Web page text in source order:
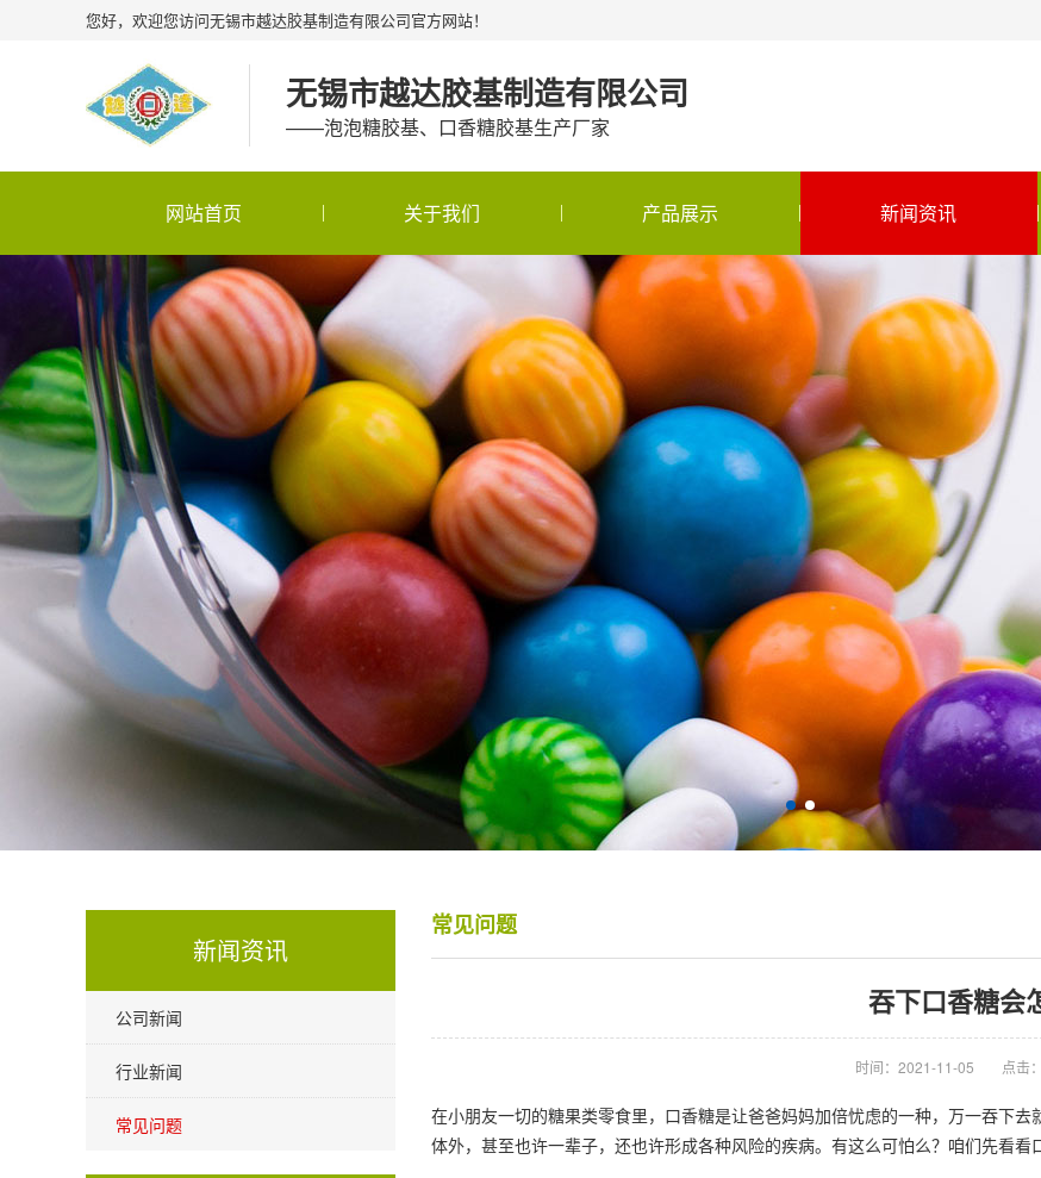
您好，欢迎您访问无锡市越达胶基制造有限公司官方网站！
无锡市越达胶基制造有限公司
——泡泡糖胶基、口香糖胶基生产厂家
网站首页 关于我们 产品展示 新闻资讯
新闻资讯
公司新闻
行业新闻
常见问题
常见问题
吞下口香糖会
时间：2021-11-05 点击
在小朋友一切的糖果类零食里，口香糖是让爸爸妈妈加倍忧虑的一种，万一吞下
体外，甚至也许一辈子，还也许形成各种风险的疾病。有这么可怕么？咱们先看看